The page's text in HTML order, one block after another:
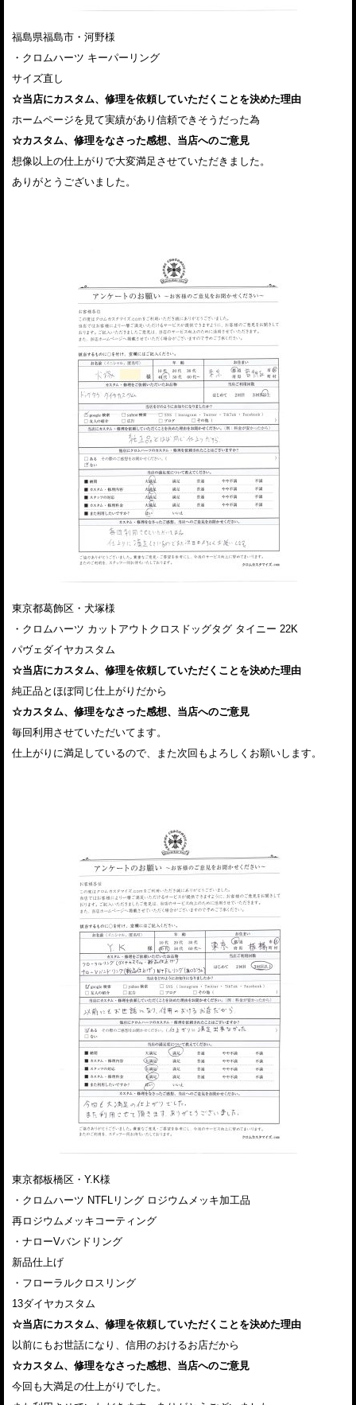
福島県福島市・河野様
・クロムハーツ キーパーリング
サイズ直し
☆当店にカスタム、修理を依頼していただくことを決めた理由
ホームページを見て実績があり信頼できそうだった為
☆カスタム、修理をなさった感想、当店へのご意見
想像以上の仕上がりで大変満足させていただきました。
ありがとうございました。
東京都葛飾区・犬塚様
・クロムハーツ カットアウトクロスドッグタグ タイニー 22K
パヴェダイヤカスタム
☆当店にカスタム、修理を依頼していただくことを決めた理由
純正品とほぼ同じ仕上がりだから
☆カスタム、修理をなさった感想、当店へのご意見
毎回利用させていただいてます。
仕上がりに満足しているので、また次回もよろしくお願いします。
東京都板橋区・Y.K様
・クロムハーツ NTFLリング ロジウムメッキ加工品
再ロジウムメッキコーティング
・ナローVバンドリング
新品仕上げ
・フローラルクロスリング
13ダイヤカスタム
☆当店にカスタム、修理を依頼していただくことを決めた理由
以前にもお世話になり、信用のおけるお店だから
☆カスタム、修理をなさった感想、当店へのご意見
今回も大満足の仕上がりでした。